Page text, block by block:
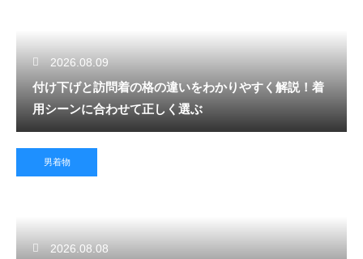
2026.08.09
付け下げと訪問着の格の違いをわかりやすく解説！着
用シーンに合わせて正しく選ぶ
男着物
2026.08.08